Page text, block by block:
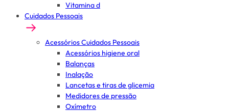
Vitamina d
Cuidados Pessoais
Acessórios Cuidados Pessoais
Acessórios higiene oral
Balanças
Inalação
Lancetas e tiras de glicemia
Medidores de pressão
Oxímetro